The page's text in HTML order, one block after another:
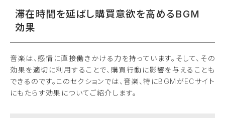
滞在時間を延ばし購買意欲を高めるBGM
効果
音楽は、感情に直接働きかける力を持っています。そして、その
効果を適切に利用することで、購買行動に影響を与えることも
できるのです。このセクションでは、音楽、特にBGMがECサイト
にもたらす効果についてご紹介します。